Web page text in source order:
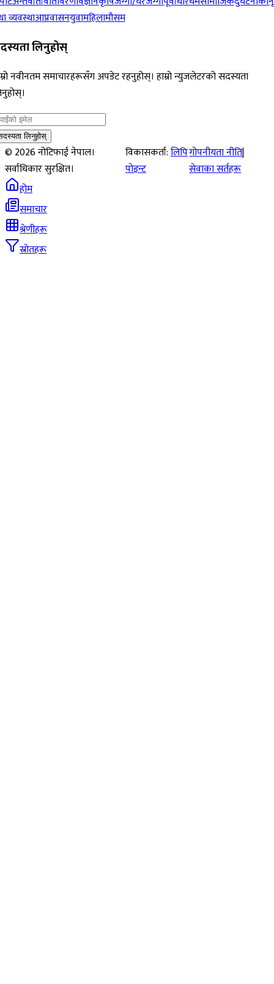
व्यवस्थाआप्रवासनयुवामहिलामौसम
लिनुहोस्
नवीनतम समाचारहरूसँग अपडेट रहनुहोस्। हाम्रो न्युजलेटरको सदस्यता
लिनुहोस्
©2026नोटिफाई नेपाल।
सर्वाधिकार सुरक्षित।
विकासकर्ता:लिपि
पोइन्ट
गोपनीयता नीति|
सेवाका सर्तहरू
होम
समाचार
श्रेणीहरू
स्रोतहरू